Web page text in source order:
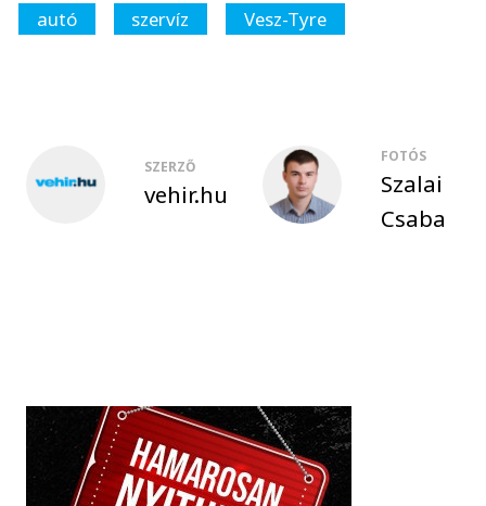
autó
szervíz Vesz-Tyre
SZERZŐ
vehir.hu
FOTÓS
Szalai
Csaba